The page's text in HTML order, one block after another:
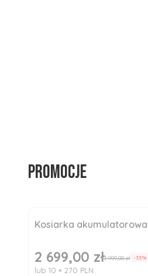
Promocje
Okazja
Kosiarka
Cena promocyjna
2 699,00 zł3 999,00 zł -33%
lub 10 × 270 PLN